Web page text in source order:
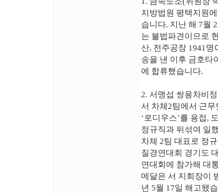
지방법원 평택지원
습니다. 지난 해 7월
는 불법파견이므로
산, 전주공장 1941
송을 낸 이후 금호타
에 합류했습니다.
2. 서맹섭 쌍용차비
서 차체2팀에서 근
‘로디우스’를 용접,
정규직과 뒤섞여 일
차체 2팀 대표로 정
질경연대회 경기도
연대회에 참가해 대
메달은 서 지회장이
년 5월 17일 해고됐